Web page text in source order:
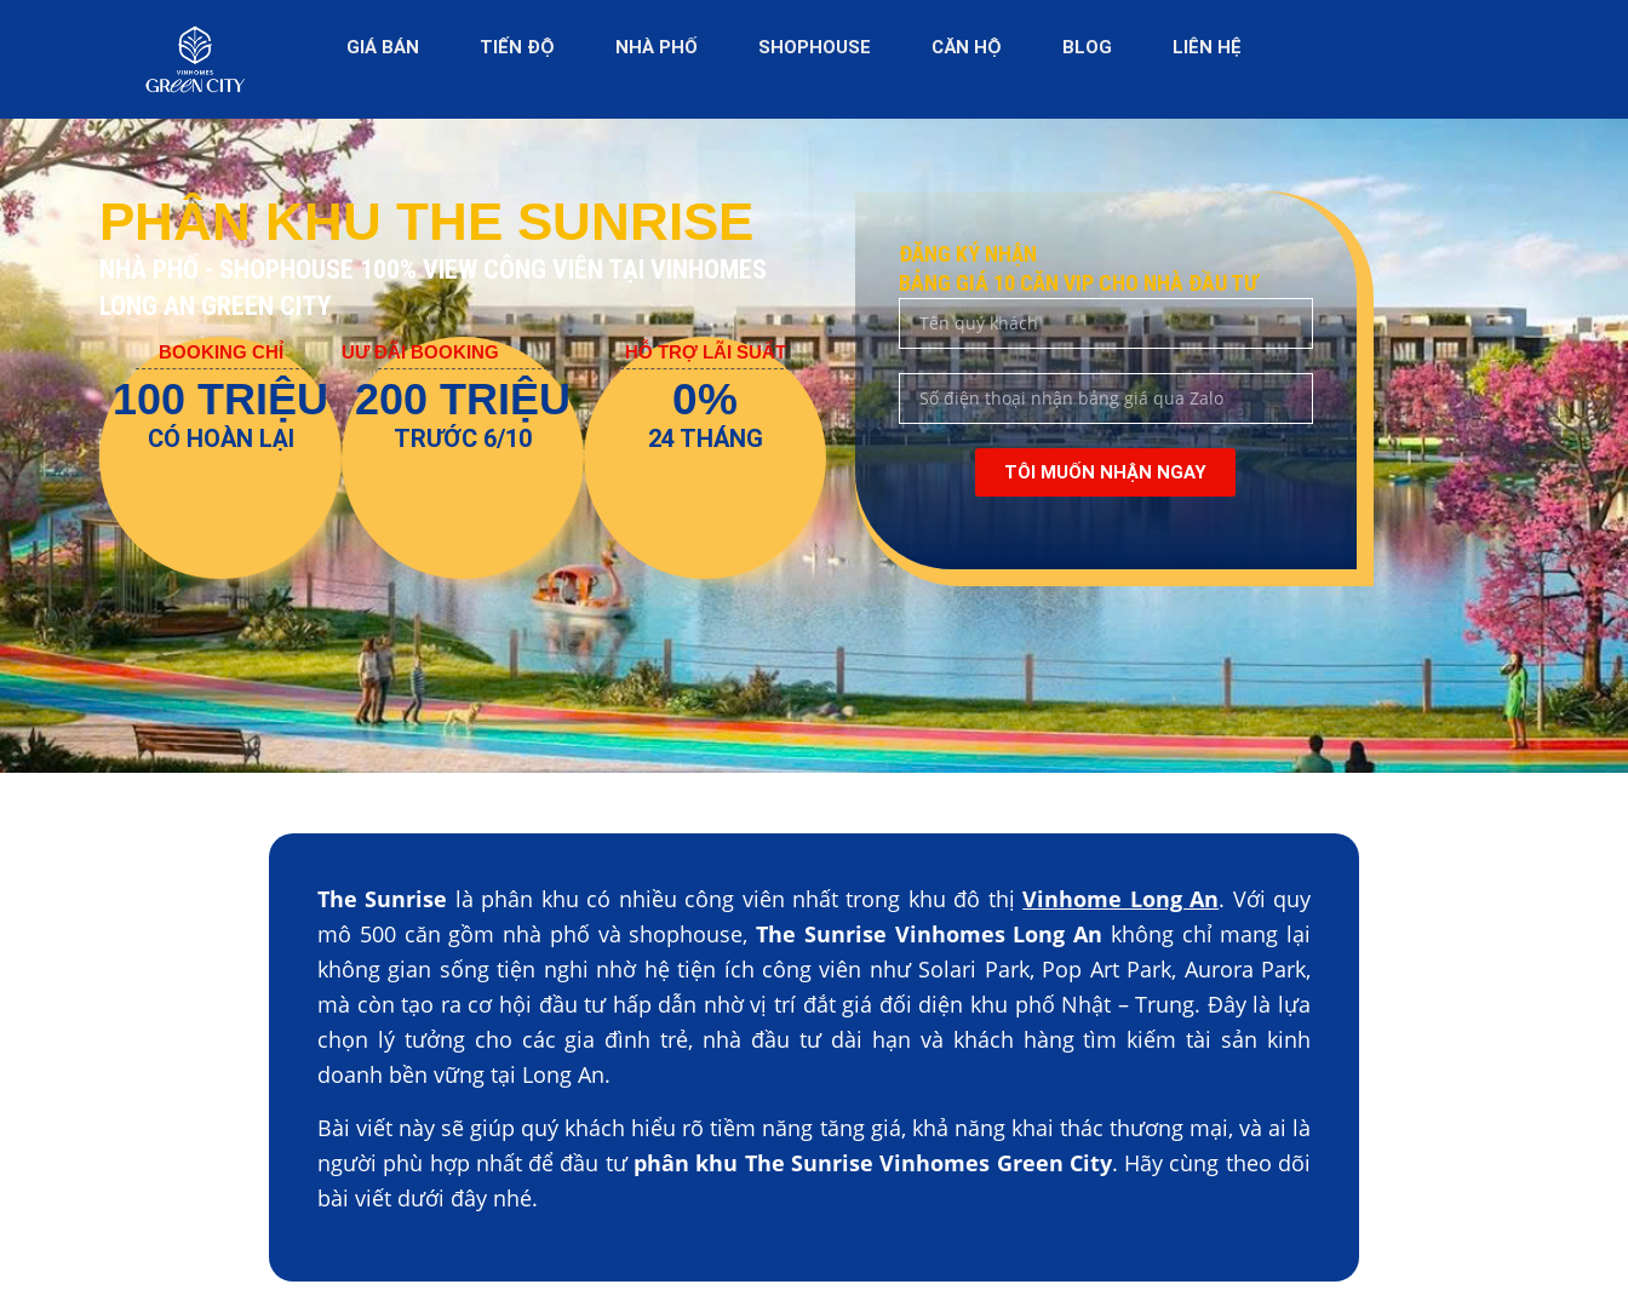
GIÁ BÁN TIẾN ĐỘ NHÀ PHỐ SHOPHOUSE CĂN HỘ BLOG LIÊN HỆ
PHÂN KHU THE SUNRISE
NHÀ PHỐ - SHOPHOUSE 100% VIEW CÔNG VIÊN TẠI VINHOMES
LONG AN GREEN CITY
BOOKING CHỈ
100 TRIỆU
CÓ HOÀN LẠI
UƯ ĐÃI BOOKING
200 TRIỆU
TRƯỚC 6/10
HỖ TRỢ LÃI SUẤT
0%
24 THÁNG
ĐĂNG KÝ NHẬN
BẢNG GIÁ 10 CĂN VIP CHO NHÀ ĐẦU TƯ
TÔI MUỐN NHẬN NGAY
The Sunrise là phân khu có nhiều công viên nhất trong khu đô thịVinhome Long An. Với quy
mô 500 căn gồm nhà phố và shophouse, The Sunrise Vinhomes Long An không chỉ mang lại
không gian sống tiện nghi nhờ hệ tiện ích công viên như Solari Park, Pop Art Park, Aurora Park,
mà còn tạo ra cơ hội đầu tư hấp dẫn nhờ vị trí đắt giá đối diện khu phố Nhật – Trung. Đây là lựa
chọn lý tưởng cho các gia đình trẻ, nhà đầu tư dài hạn và khách hàng tìm kiếm tài sản kinh
doanh bền vững tại Long An.
Bài viết này sẽ giúp quý khách hiểu rõ tiềm năng tăng giá, khả năng khai thác thương mại, và ai là
người phù hợp nhất để đầu tư phân khu The Sunrise Vinhomes Green City. Hãy cùng theo dõi
bài viết dưới đây nhé.